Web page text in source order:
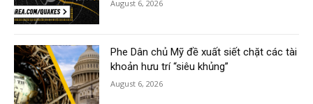
August 6, 2026
Phe Dân chủ Mỹ đề xuất siết chặt các tài
khoản hưu trí “siêu khủng”
August 6, 2026